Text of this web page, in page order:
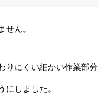
せん。
りにくい細かい作業部分
にしました。